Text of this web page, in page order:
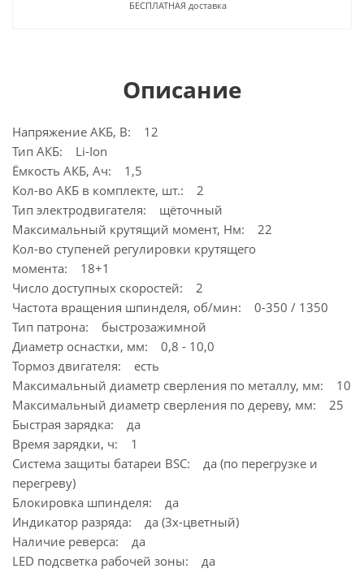
БЕСПЛАТНАЯ доставка
Описание
Напряжение АКБ, В: 12
Тип АКБ: Li-Ion
Ёмкость АКБ, Ач: 1,5
Кол-во АКБ в комплекте, шт.: 2
Тип электродвигателя: щёточный
Максимальный крутящий момент, Нм: 22
Кол-во ступеней регулировки крутящего
момента: 18+1
Число доступных скоростей: 2
Частота вращения шпинделя, об/мин: 0-350 / 1350
Тип патрона: быстрозажимной
Диаметр оснастки, мм: 0,8 - 10,0
Тормоз двигателя: есть
Максимальный диаметр сверления по металлу, мм: 10
Максимальный диаметр сверления по дереву, мм: 25
Быстрая зарядка: да
Время зарядки, ч: 1
Система защиты батареи BSC: да (по перегрузке и
перегреву)
Блокировка шпинделя: да
Индикатор разряда: да (3х-цветный)
Наличие реверса: да
LED подсветка рабочей зоны: да